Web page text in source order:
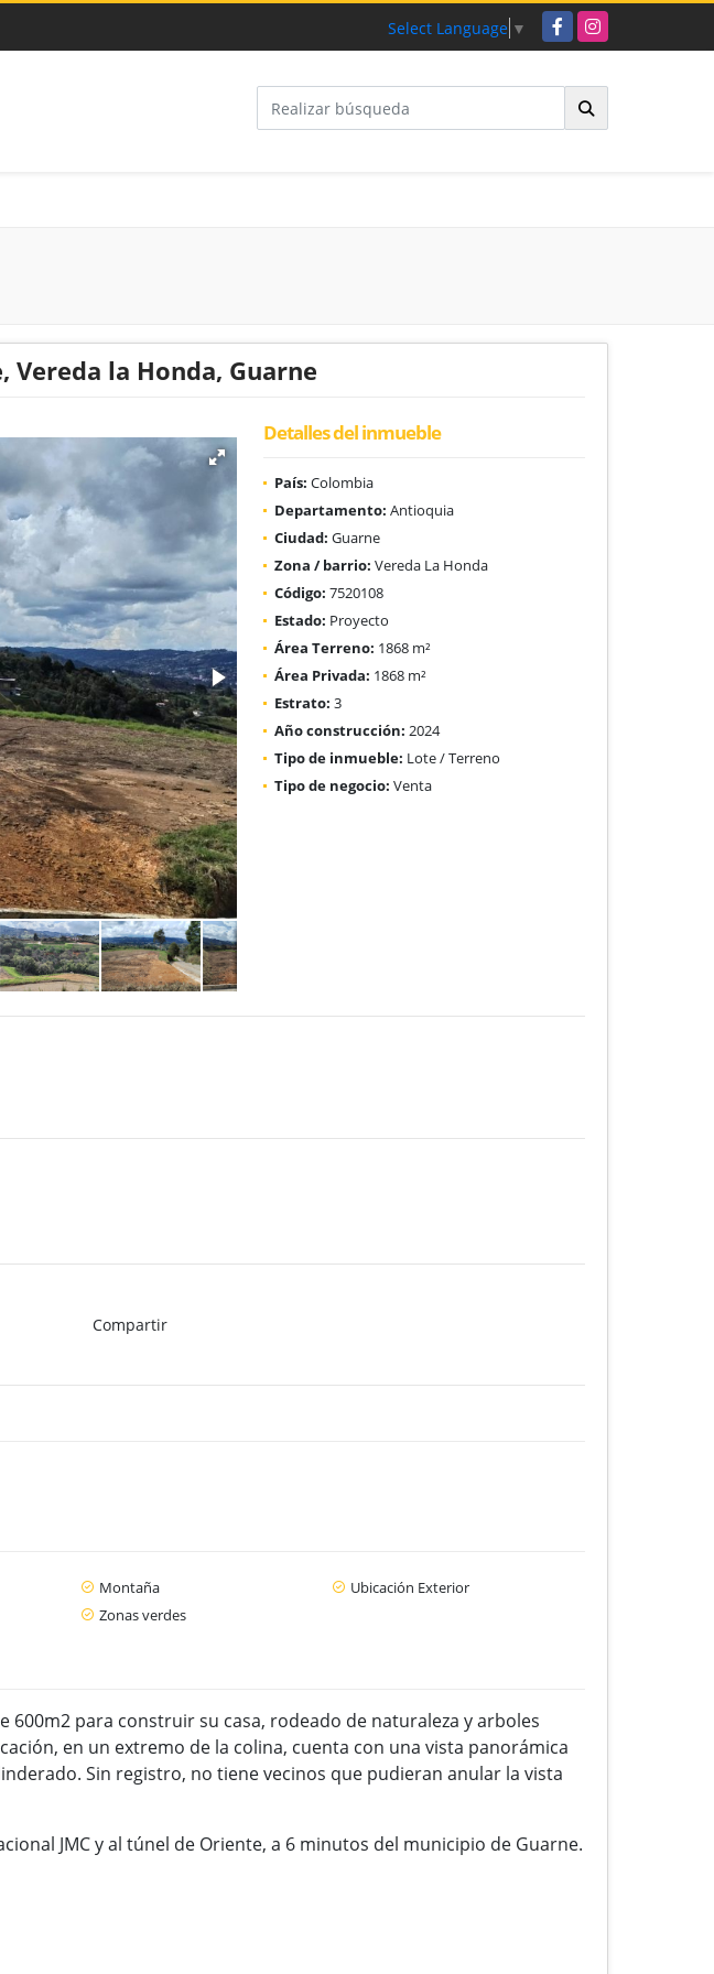
Select Language ▼ FacebookInstagram
Vereda la Honda, Guarne
Detalles del inmueble
País: Colombia
Departamento: Antioquia
Ciudad: Guarne
Zona / barrio: Vereda La Honda
Código: 7520108
Estado: Proyecto
Área Terreno: 1868 m²
Área Privada: 1868 m²
Estrato: 3
Año construcción: 2024
Tipo de inmueble: Lote / Terreno
Tipo de negocio: Venta
Compartir
Montaña
Ubicación Exterior
Zonas verdes
600m2 para construir su casa, rodeado de naturaleza y arboles
en un extremo de la colina, cuenta con una vista panorámica
Sin registro, no tiene vecinos que pudieran anular la vista
JMC y al túnel de Oriente, a 6 minutos del municipio de Guarne.